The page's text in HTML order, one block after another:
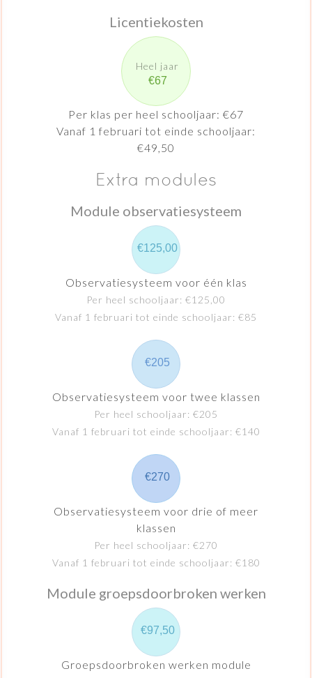
Licentiekosten
Heel jaar
€67
Per klas per heel schooljaar: €67
Vanaf 1 februari tot einde schooljaar:
€49,50
Extra modules
Module observatiesysteem
€125,00
Observatiesysteem voor één klas
Per heel schooljaar: €125,00
Vanaf 1 februari tot einde schooljaar: €85
€205
Observatiesysteem voor twee klassen
Per heel schooljaar: €205
Vanaf 1 februari tot einde schooljaar: €140
€270
Observatiesysteem voor drie of meer
klassen
Per heel schooljaar: €270
Vanaf 1 februari tot einde schooljaar: €180
Module groepsdoorbroken werken
€97,50
Groepsdoorbroken werken module